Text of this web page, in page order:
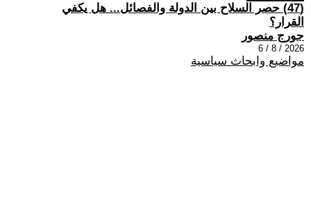
(47) حصر السلاح بين الدولة والفصائل... هل يكفي
القرار؟
جورج منصور
2026 / 8 / 6
مواضيع وابحاث سياسية